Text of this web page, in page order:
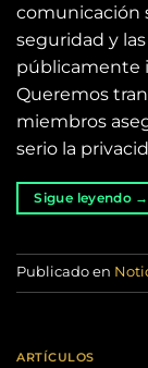
comunicación
seguridad y
públicamente
Queremos
miembros
serio la
Sigue leyendo →
Publicado en
ARTÍCULOS